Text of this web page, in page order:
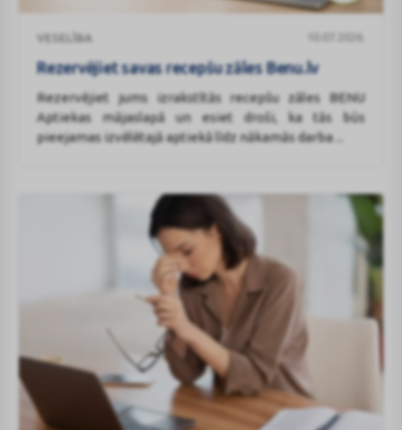
savas
recepšu
Benu.lv
VESELĪBA
Rezervējiet savas recepšu zāles Benu.lv
Rezervējiet jums izrakstītās recepšu zāles BENU
Aptiekas mājaslapā un esiet droši, ka tās būs
pieejamas izvēlētajā aptiekā līdz nākamās darba ...